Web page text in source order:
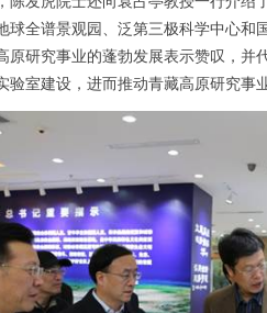
球全谱景观园、泛第三极科学中心和
原研究事业的蓬勃发展表示赞叹，并
验室建设，进而推动青藏高原研究事